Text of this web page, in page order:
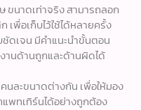
นาดเท่าจริง สามารถลอก
พื่อเก็บไว้ใช้ได้หลายครั้ง
ดเจน มีคำแนะนำขั้นตอน
านด้านถูกและด้านผิดได้
นละขนาดต่างกัน เพื่อให้มอง
แพทเทิร์นได้อย่างถูกต้อง